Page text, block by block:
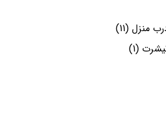
منزل (11)
(1)